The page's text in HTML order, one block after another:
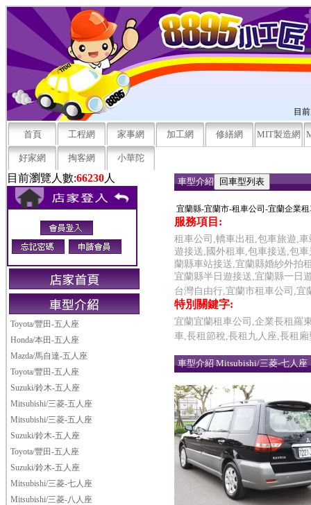
目
首頁 工程網 家事網 加工網 修繕網 MIT製造網
好家網 掏客網 小華陀
目前瀏覽人數:66230人
Toyota/豐田-五人座
Honda/本田-五人座
Mazda/馬自達-五人座
Toyota/豐田-五人座
Suzuki/鈴木-五人座
Mitsubishi/三菱-五人座
Mitsubishi/三菱-五人座
Suzuki/鈴木-五人座
Toyota/豐田-五人座
Suzuki/鈴木-五人座
Mitsubishi/三菱-七人座
Mitsubishi/三菱-八人座
車型介紹
宜蘭縣-宜蘭市-租車公司-宜蘭企業
服務項目:
租車公司,轎車出租,包車旅遊,
遊接送,國外租車,包車接送,包
蘭縣車站接送,宜蘭縣婚紗外拍
宜蘭縣半日遊接送,宜蘭縣一日
台灣自由行,宜蘭市租車公司,
特別關鍵字:
宜蘭宜蘭租車公司,企業長租羅
車,長租節稅,長租九人座,長租
車型介紹 Mitsubishi/三菱-七人座